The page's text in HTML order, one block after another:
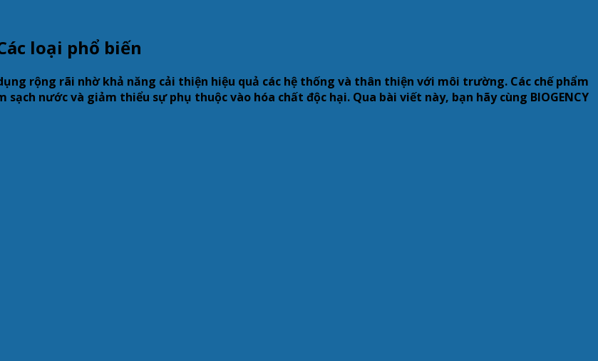
loại phổ biến
rộng rãi nhờ khả năng cải thiện hiệu quả các hệ thống và thân thiện với môi trường. Các chế phẩm
nước và giảm thiểu sự phụ thuộc vào hóa chất độc hại. Qua bài viết này, bạn hãy cùng BIOGENCY